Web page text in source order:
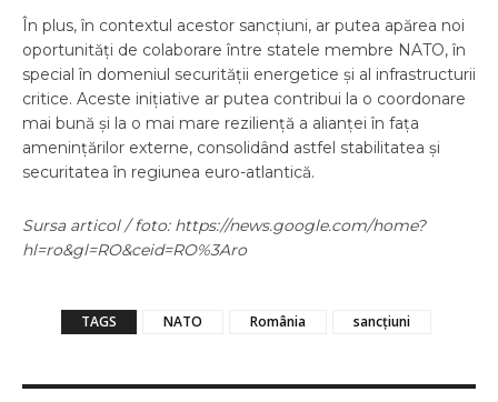
În plus, în contextul acestor sancțiuni, ar putea apărea noi
oportunități de colaborare între statele membre NATO, în
special în domeniul securității energetice și al infrastructurii
critice. Aceste inițiative ar putea contribui la o coordonare
mai bună și la o mai mare reziliență a alianței în fața
amenințărilor externe, consolidând astfel stabilitatea și
securitatea în regiunea euro-atlantică.
Sursa articol / foto: https://news.google.com/home?
hl=ro&gl=RO&ceid=RO%3Aro
TAGS NATO România sancțiuni